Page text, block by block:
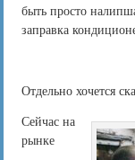
быть просто
заправка
Отдельно хочется
Сейчас на
рынке